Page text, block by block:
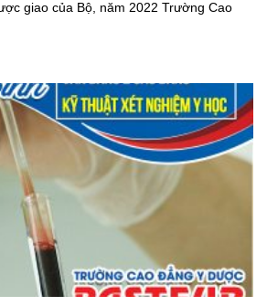
giao của Bộ, năm 2022 Trường Cao